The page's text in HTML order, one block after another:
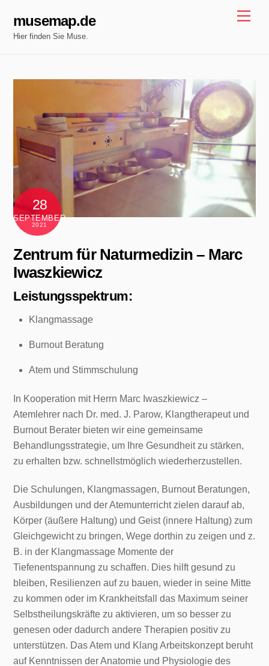
content
musemap.de
Hier finden Sie Muse.
28
SEPTEMBER
2021
Zentrum für Naturmedizin – Marc
Iwaszkiewicz
Leistungsspektrum:
Klangmassage
Burnout Beratung
Atem und Stimmschulung
In Kooperation mit Herrn Marc Iwaszkiewicz –
Atemlehrer nach Dr. med. J. Parow, Klangtherapeut und
Burnout Berater bieten wir eine gemeinsame
Behandlungsstrategie, um Ihre Gesundheit zu stärken,
zu erhalten bzw. schnellstmöglich wiederherzustellen.
Die Schulungen, Klangmassagen, Burnout Beratungen,
Ausbildungen und der Atemunterricht zielen darauf ab,
Körper (äußere Haltung) und Geist (innere Haltung) zum
Gleichgewicht zu bringen, Wege dorthin zu zeigen und z.
B. in der Klangmassage Momente der
Tiefenentspannung zu schaffen. Dies hilft gesund zu
bleiben, Resilienzen auf zu bauen, wieder in seine Mitte
zu kommen oder im Krankheitsfall das Maximum seiner
Selbstheilungskräfte zu aktivieren, um so besser zu
genesen oder dadurch andere Therapien positiv zu
unterstützen. Das Atem und Klang Arbeitskonzept beruht
auf Kenntnissen der Anatomie und Physiologie des